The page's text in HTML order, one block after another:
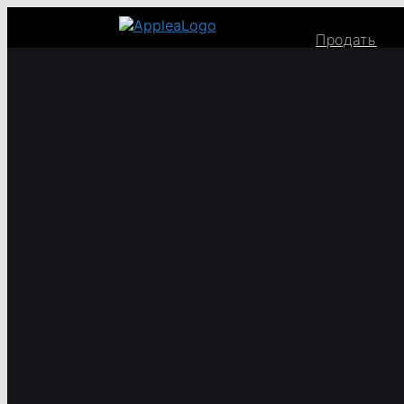
Продать